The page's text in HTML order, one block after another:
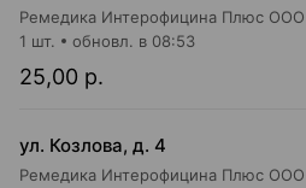
25,00 р.
1 шт. обновл. в 08:53
ул. Козлова, д. 4